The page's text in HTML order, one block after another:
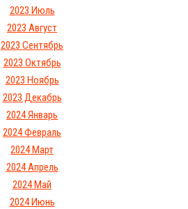
2023 Июль
2023 Август
2023 Сентябрь
2023 Октябрь
2023 Ноябрь
2023 Декабрь
2024 Январь
2024 Февраль
2024 Март
2024 Апрель
2024 Май
2024 Июнь